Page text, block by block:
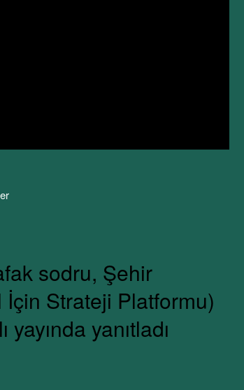
sodru, Şehir
İçin Strateji Platformu)
yanıtladı